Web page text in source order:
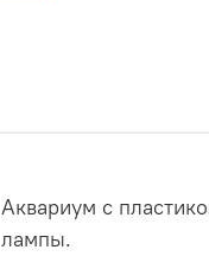
Аквариум с
лампы.